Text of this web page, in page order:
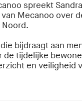
spreekt
Mecanoo over
Noord.
bijdraagt aan
de tijdelijke
en veiligheid